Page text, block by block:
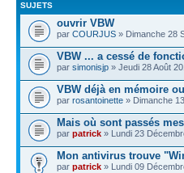
SUJETS
ouvrir VBW
par COURJUS » Dimanche 28
VBW ... a cessé de
par simonisjp » Jeudi 28 Août
VBW déjà en mémoire
par rosantoinette » Dimanche
Mais où sont passés
par patrick » Lundi 23
Mon antivirus trouve
par patrick » Lundi 09